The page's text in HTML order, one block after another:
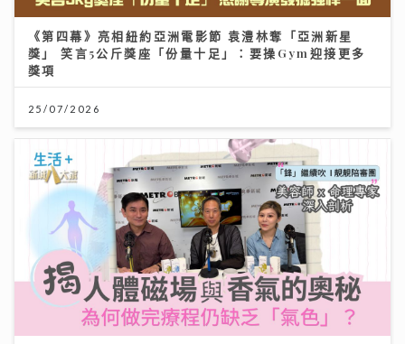
《第四幕》亮相紐約亞洲電影節 袁澧林奪「亞洲新星
獎」 笑言5公斤獎座「份量十足」：要操Gym迎接更多
獎項
25/07/2026